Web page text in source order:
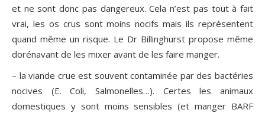
et ne sont donc pas dangereux. Cela n’est pas tout à fait
vrai, les os crus sont moins nocifs mais ils représentent
quand même un risque. Le Dr Billinghurst propose même
dorénavant de les mixer avant de les faire manger.
– la viande crue est souvent contaminée par des bactéries
nocives (E. Coli, Salmonelles…). Certes les animaux
domestiques y sont moins sensibles (et manger BARF